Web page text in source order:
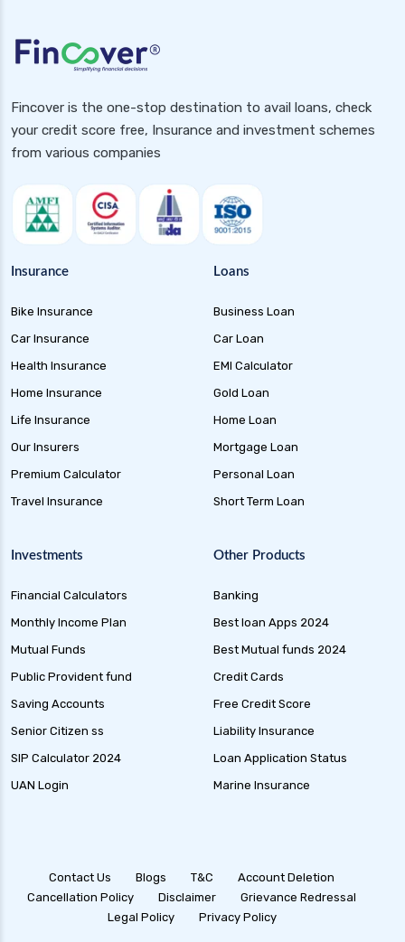
Fincover is the one-stop destination to avail loans, check
your credit score free, Insurance and investment schemes
from various companies
Insurance
Bike Insurance
Car Insurance
Health Insurance
Home Insurance
Life Insurance
Our Insurers
Premium Calculator
Travel Insurance
Loans
Business Loan
Car Loan
EMI Calculator
Gold Loan
Home Loan
Mortgage Loan
Personal Loan
Short Term Loan
Investments
Financial Calculators
Monthly Income Plan
Mutual Funds
Public Provident fund
Saving Accounts
Senior Citizen ss
SIP Calculator 2024
UAN Login
Other Products
Banking
Best loan Apps 2024
Best Mutual funds 2024
Credit Cards
Free Credit Score
Liability Insurance
Loan Application Status
Marine Insurance
Contact Us Blogs T&C
Account Deletion
Cancellation Policy
Disclaimer
Grievance Redressal
Legal Policy
Privacy Policy